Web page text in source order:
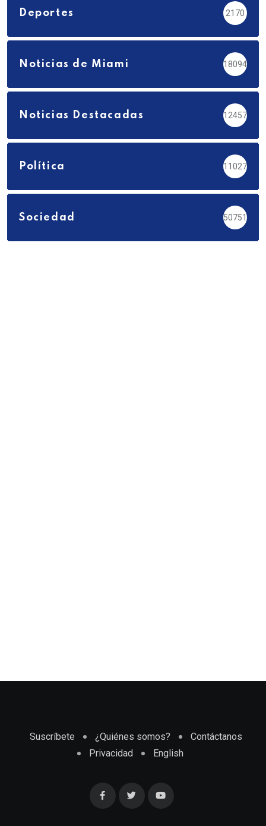
Deportes 2170
Noticias de Miami 18094
Noticias Destacadas 12457
Política 11027
Sociedad 50751
Suscríbete ¿Quiénes somos?
Contáctanos
Privacidad
English